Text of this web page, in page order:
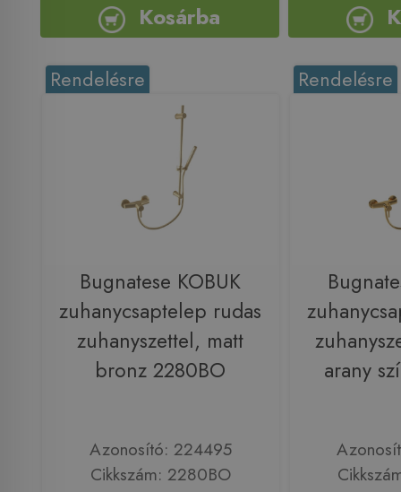
Kosárba
Rendelésre
Bugnatese KOBUK
zuhanycsaptelep rudas
zuhanyszettel, matt
bronz 2280BO
Azonosító: 224495
Cikkszám: 2280BO
Rendelésre
arany